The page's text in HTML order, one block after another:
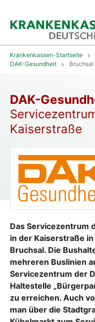
Krankenkassen-Startseite
DAK-Gesundheit
Bruchsal
DAK-
Kaiserstraße
Das Servicezentrum
in der Kaiserstraße
Bruchsal. Die
mehreren Buslinien
Servicezentrum der
Haltestelle
zu erreichen. Auch
man über die